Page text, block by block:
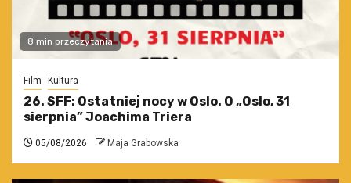
8 min przeczytania
Film Kultura
26. SFF: Ostatniej nocy w Oslo. O „Oslo, 31
sierpnia” Joachima Triera
05/08/2026 Maja Grabowska